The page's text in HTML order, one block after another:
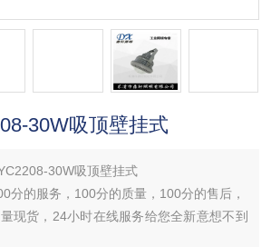
30W吸顶壁挂式
30W吸顶壁挂式
分的服务，100分的质量，100分的售后，
现货，24小时在线服务给您全新意想不到